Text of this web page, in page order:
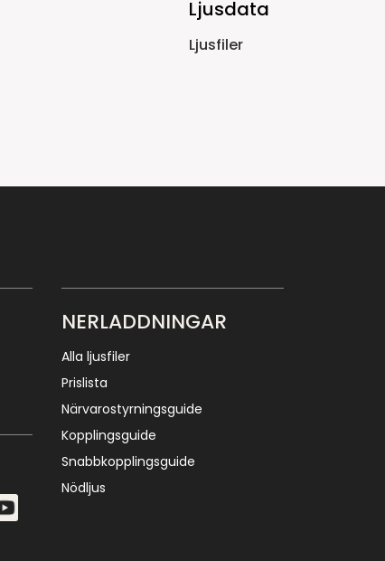
Ljusdata
Ljusfiler
NERLADDNINGAR
Alla ljusfiler
Prislista
Närvarostyrningsguide
Kopplingsguide
Snabbkopplingsguide
Nödljus